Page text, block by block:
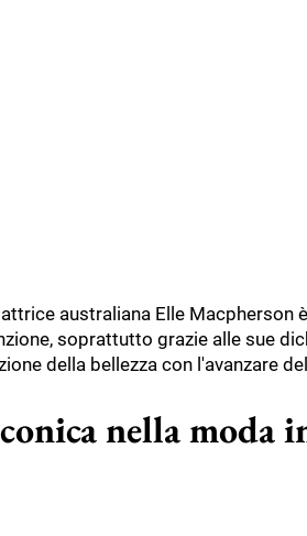
australiana Elle Macpherson
soprattutto grazie alle sue
della bellezza con l'avanzare
nella moda